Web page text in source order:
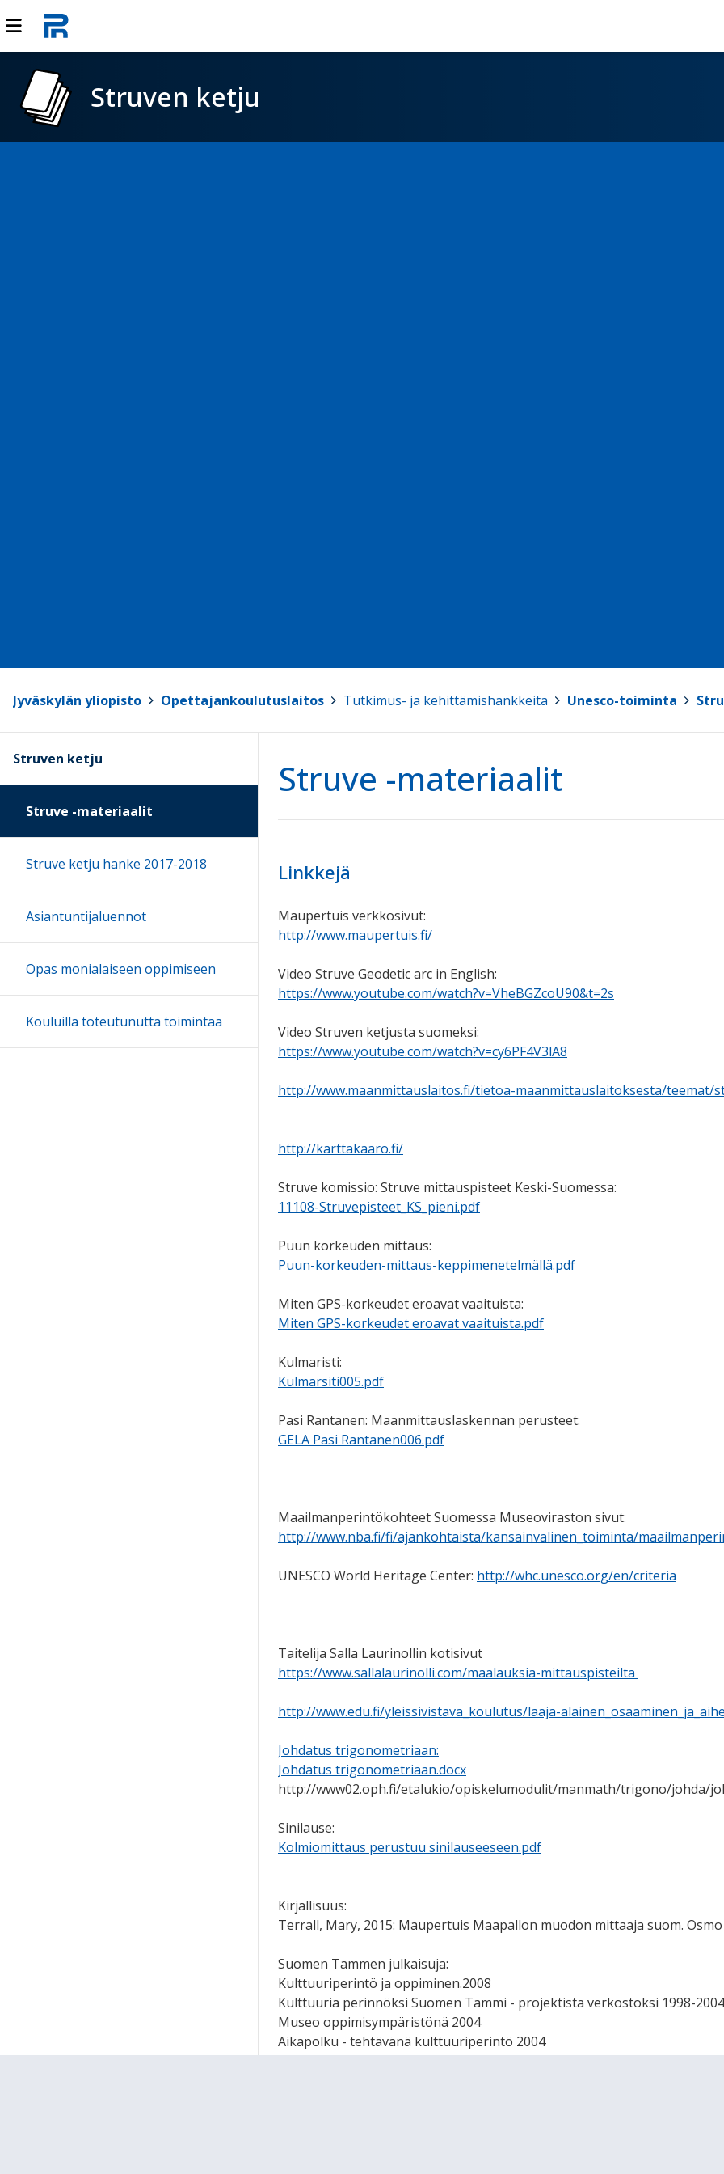
Struven ketju
Jyväskylän yliopisto Opettajankoulutuslaitos Tutkimus- ja kehittämishankkeita Unesco-toiminta
Struve -materiaalit
Linkkejä
Maupertuis verkkosivut:
http://www.maupertuis.fi/
Video Struve Geodetic arc in English:
https://www.youtube.com/watch?v=VheBGZcoU90&t=2s
Video Struven ketjusta suomeksi:
https://www.youtube.com/watch?v=cy6PF4V3lA8
http://www.maanmittauslaitos.fi/tietoa-maanmittauslaitoksesta/teemat/
http://karttakaaro.fi/
Struve komissio: Struve mittauspisteet Keski-Suomessa:
11108-Struvepisteet_KS_pieni.pdf
Puun korkeuden mittaus:
Puun-korkeuden-mittaus-keppimenetelmällä.pdf
Miten GPS-korkeudet eroavat vaaituista:
Miten GPS-korkeudet eroavat vaaituista.pdf
Kulmaristi:
Kulmarsiti005.pdf
Pasi Rantanen: Maanmittauslaskennan perusteet:
GELA Pasi Rantanen006.pdf
Maailmanperintökohteet Suomessa Museoviraston sivut:
http://www.nba.fi/fi/ajankohtaista/kansainvalinen_toiminta/
UNESCO World Heritage Center: http://whc.unesco.org/en/criteria
Taitelija Salla Laurinollin kotisivut
https://www.sallalaurinolli.com/maalauksia-mittauspisteilta
http://www.edu.fi/yleissivistava_koulutus/laaja-
Johdatus trigonometriaan:
Johdatus trigonometriaan.docx
http://www02.oph.fi/etalukio/opiskelumodulit/manmath/trigono/johda/
Sinilause:
Kolmiomittaus perustuu sinilauseeseen.pdf
Kirjallisuus:
Terrall, Mary, 2015: Maupertuis Maapallon muodon mittaaja suom.
Suomen Tammen julkaisuja:
Kulttuuriperintö ja oppiminen.2008
Kulttuuria perinnöksi Suomen Tammi - projektista verkostoksi 1998-
Museo oppimisympäristönä 2004
Aikapolku - tehtävänä kulttuuriperintö 2004
Kultturi- ja luonnonperintö - eheää oppimista. 2002
Struven ketju
Struve -materiaalit
Struve ketju hanke 2017-2018
Asiantuntijaluennot
Opas monialaiseen oppimiseen
Kouluilla toteutunutta toimintaa